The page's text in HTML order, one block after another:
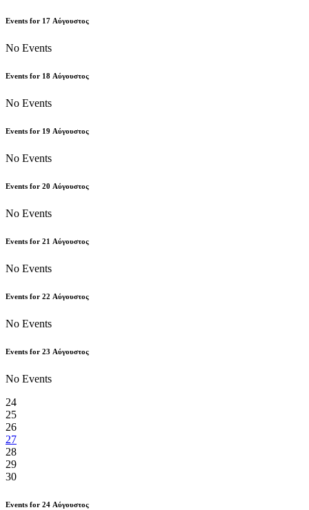
Events for 17 Αύγουστος
No Events
Events for 18 Αύγουστος
No Events
Events for 19 Αύγουστος
No Events
Events for 20 Αύγουστος
No Events
Events for 21 Αύγουστος
No Events
Events for 22 Αύγουστος
No Events
Events for 23 Αύγουστος
No Events
24
25
26
27
28
29
30
Events for 24 Αύγουστος